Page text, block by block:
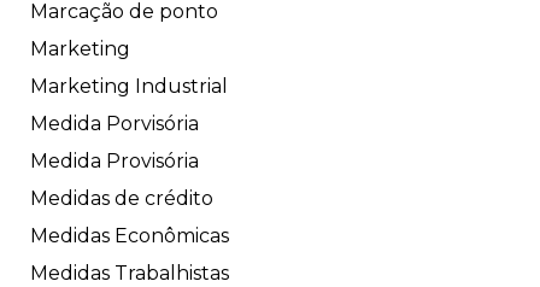
Marcação de ponto
Marketing
Marketing Industrial
Medida Porvisória
Medida Provisória
Medidas de crédito
Medidas Econômicas
Medidas Trabalhistas